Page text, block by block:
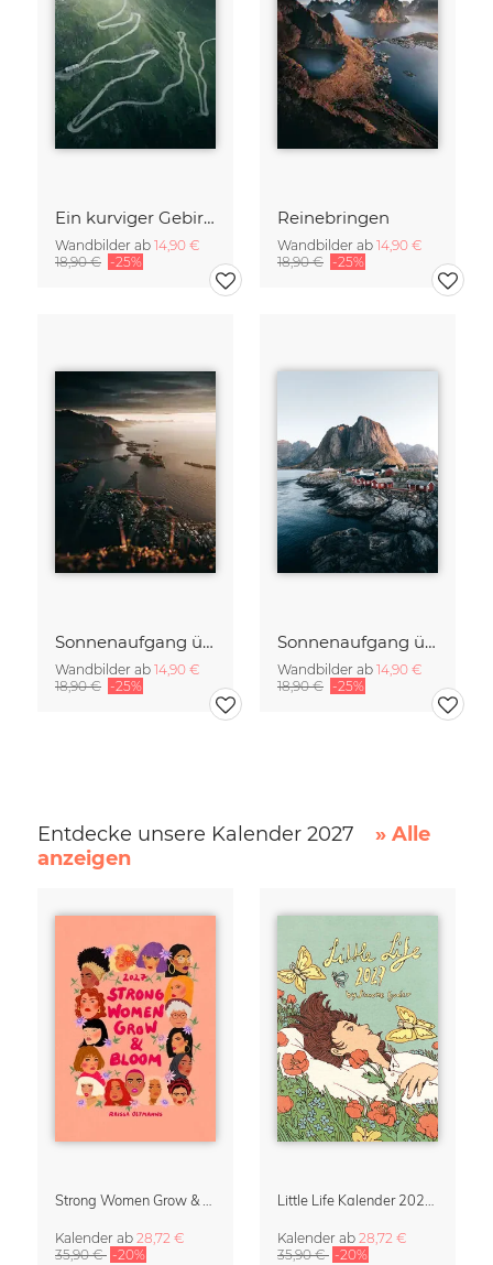
Ein kurviger Gebirgspass in der Schweiz
Wandbilder ab 14,90 €
18,90 € -25%
Reinebringen
Wandbilder ab 14,90 €
18,90 € -25%
Sonnenaufgang über Reine
Wandbilder ab 14,90 €
18,90 € -25%
Sonnenaufgang über Hamnøy
Wandbilder ab 14,90 €
18,90 € -25%
Entdecke unsere Kalender 2027
» Alle
anzeigen
Kalender ab 28,72 €
35,90 € -20%
Kalender ab 28,72 €
35,90 € -20%